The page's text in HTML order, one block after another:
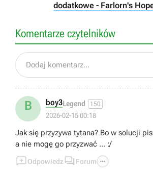
dodatkowe - Farlorn's
Komentarze czytelników
Dodaj komentarz...
B boy3Legend 150
2026-02-15 00:18
Jak się przyzywa tytana? Bo w solucji
a nie mogę go przyzwać ... :/
Odpowiedz  Forum 